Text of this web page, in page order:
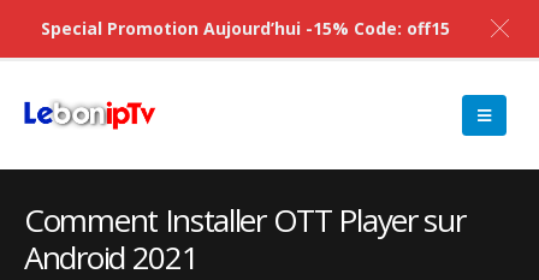
Comment Installer OTT Player sur
Android 2021
Special Promotion Aujourd’hui -15% Code: off15